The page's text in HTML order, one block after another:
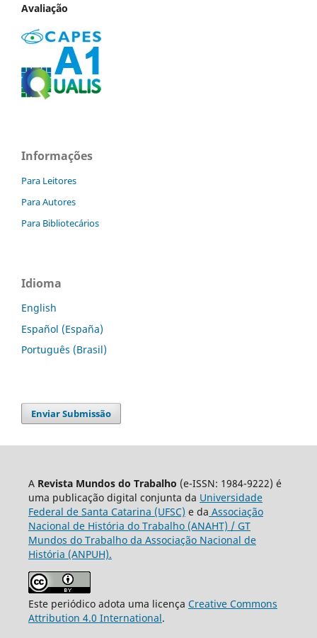
Avaliação
Informações
Para Leitores
Para Autores
Para Bibliotecários
Idioma
English
Español (España)
Português (Brasil)
Enviar Submissão
A Revista Mundos do Trabalho (e-ISSN: 1984-9222) é
uma publicação digital conjunta da Universidade
Federal de Santa Catarina (UFSC) e da Associação
Nacional de História do Trabalho (ANAHT) / GT
Mundos do Trabalho da Associação Nacional de
História (ANPUH).
Este periódico adota uma licença Creative Commons
Attribution 4.0 International.